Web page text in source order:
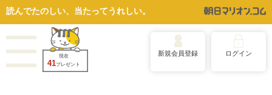
読んでたのしい、当たってうれしい。
現在
41プレゼント
新規会員登録 ログイン